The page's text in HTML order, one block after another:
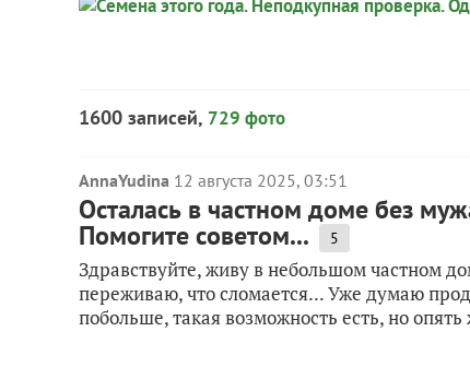
1600 записей, 729 фото
AnnaYudina 12 августа 2025, 03:51
Осталась в частном доме без
Помогите советом... 5
Здравствуйте, живу в небольшом частном
переживаю, что сломается... Уже думаю
побольше, такая возможность есть, но опять